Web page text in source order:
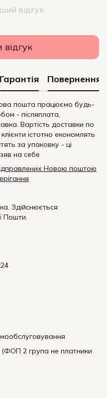
відгук
Гарантія Повернення
пошта працюємо будь-
- післяплата,
Вартість доставки по
істотно економлять
за упаковку - ці
на себе
Новою поштою
Здійснюється
Пошти.
2 група не платники